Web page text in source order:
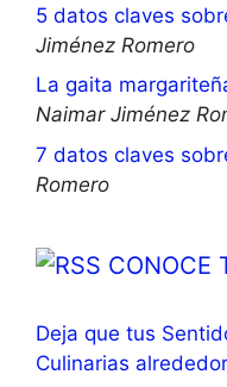
5 datos claves
Jiménez Romero
La gaita
Naimar Jiménez
7 datos claves
Romero
CONOCE
Deja que tus
Culinarias